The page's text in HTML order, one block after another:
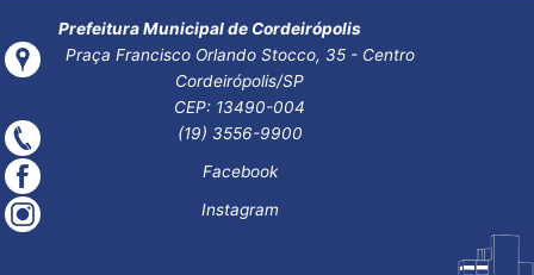
Prefeitura Municipal de Cordeirópolis
Praça Francisco Orlando Stocco, 35 - Centro
Cordeirópolis/SP
CEP: 13490-004
(19) 3556-9900
Facebook
Instagram